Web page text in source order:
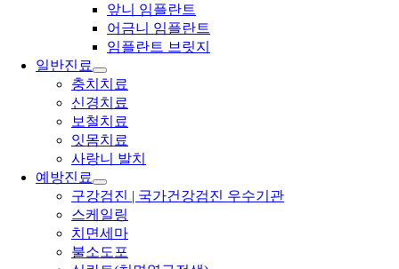
앞니 임플란트
어금니 임플란트
임플란트 브릿지
일반진료
충치치료
신경치료
보철치료
잇몸치료
사랑니 발치
예방진료
구강검진 | 국가건강검진 우수기관
스케일링
치면세마
불소도포